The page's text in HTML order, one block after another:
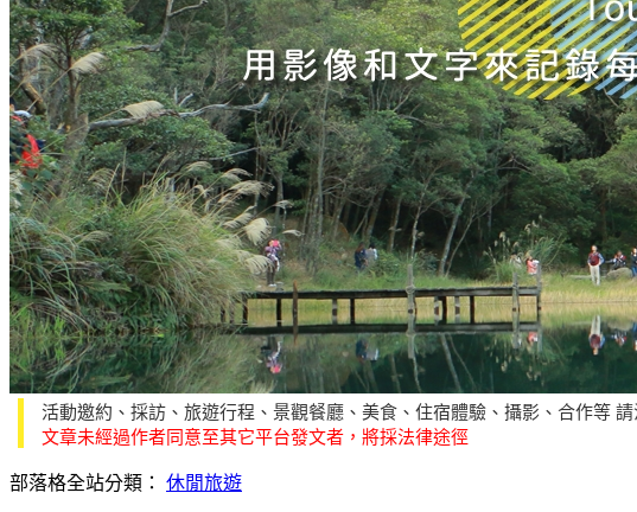
活動邀約、採訪、旅遊行程、景觀餐廳、美食、住宿體驗、攝影、合作等 請
文章未經過作者同意至其它平台發文者，將採法律途徑
部落格全站分類： 休閒旅遊